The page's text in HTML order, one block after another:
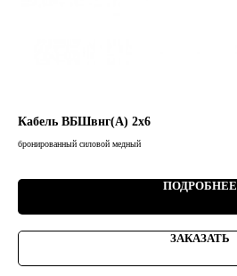
Кабель ВБШвнг(А) 2х6
бронированный силовой медный
ПОДРОБНЕЕ
ЗАКАЗАТЬ